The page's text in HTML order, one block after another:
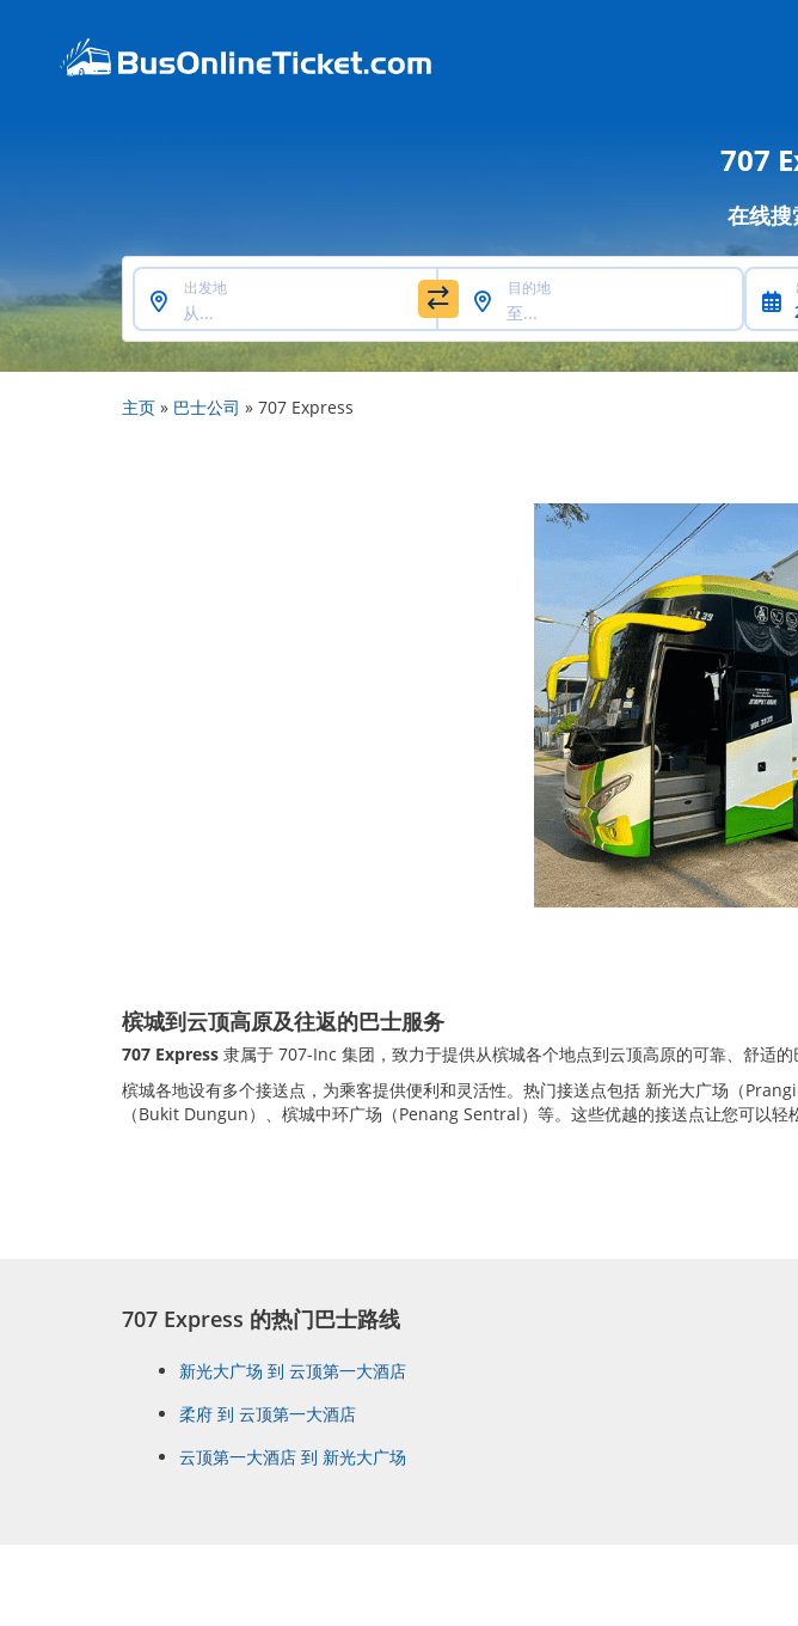
707
在线
出发地 目的地
主页 » 巴士公司 » 707 Express
槟城到云顶高原及往返的巴士服务
707 Express 隶属于 707-Inc 集团，致力于提供从槟城各个地点到云顶高原的可靠、舒适
槟城各地设有多个接送点，为乘客提供便利和灵活性。热门接送点包括 新光大广场（
（Bukit Dungun）、槟城中环广场（Penang Sentral）等。这些优越的接送点让您可以
707 Express 的热门巴士路线
新光大广场 到 云顶第一大酒店
柔府 到 云顶第一大酒店
云顶第一大酒店 到 新光大广场